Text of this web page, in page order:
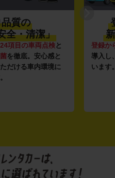
質の
全・清潔」
24項目の車両点検と
を徹底。安心感と
だける車内環境に
登録か
導入し
います